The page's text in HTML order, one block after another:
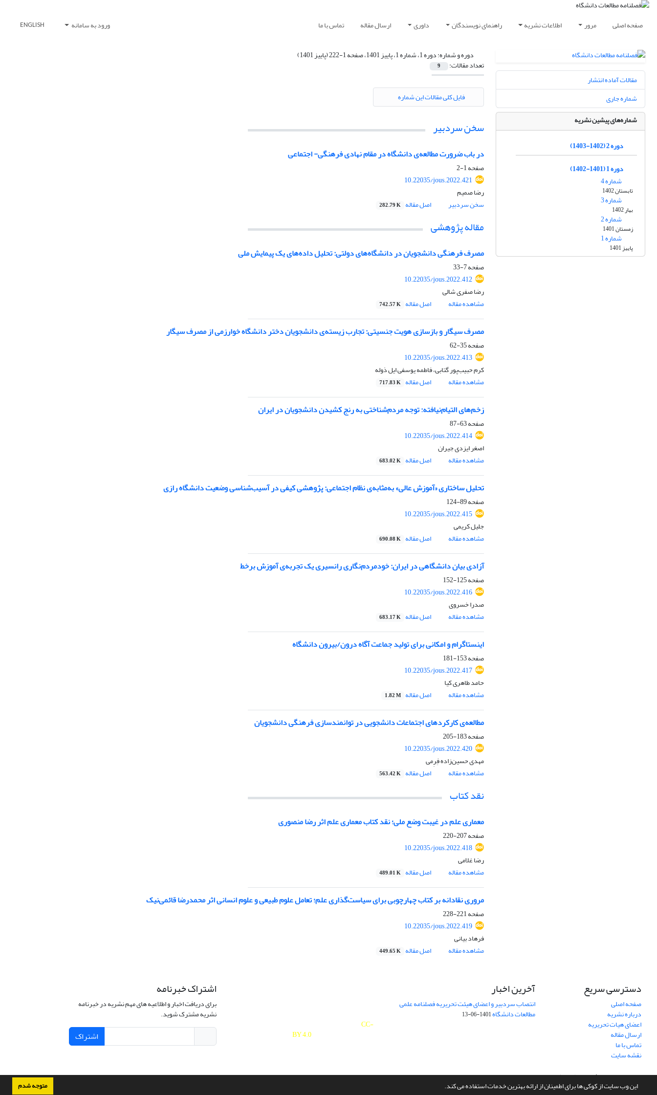
این وب سایت از کوکی ها برای اطمینان از ارائه بهترین خدمات استفاده می کند. متوجه شدم
صفحه اصلی مرور اطلاعات نشریه راهنمای نویسندگان داوری ارسال مقاله تماس با ما ورود به سامانه ENGLISH
دوره و شماره:دوره 1، شماره 1، پاییز 1401، صفحه 1-222 (پاییز 1401)
تعداد مقالات: 9
فایل کلی مقالات این شماره
سخن سردبیر
در باب ضرورت مطالعه‏‌ی دانشگاه در مقام نهادی فرهنگی- اجتماعی
صفحه1-2
10.22035/jous.2022.421
رضا صمیم
سخن سردبیر
اصل مقاله 282.79 K
مقاله پژوهشی
مصرف فرهنگی دانشجویان در دانشگاه‌های دولتی: تحلیل داده‌های یک پیمایش ملی
صفحه7-33
10.22035/jous.2022.412
رضا صفری شالی
مشاهده مقاله
اصل مقاله 742.57 K
مصرف سیگار و بازسازی هویت جنسیتی: تجارب زیسته‌ی دانشجویان دختر دانشگاه خوارزمی از مصرف سیگار
صفحه35-62
10.22035/jous.2022.413
کرم حبیب‌پور گتابی، فاطمه یوسفی ایل ذوله
مشاهده مقاله
اصل مقاله 717.83 K
زخم‌‌های التیام‌نیافته: توجه مردم‌‌شناختی به رنج کشیدن دانشجویان در ایران
صفحه63-87
10.22035/jous.2022.414
اصغر ایزدی جیران
مشاهده مقاله
اصل مقاله 683.02 K
تحلیل ساختاری «آموزش عالی» به‌مثابه‌ی نظام اجتماعی: پژوهشی کیفی در آسیب‌شناسی وضعیت دانشگاه رازی
صفحه89-124
10.22035/jous.2022.415
جلیل کریمی
مشاهده مقاله
اصل مقاله 690.08 K
آزادی بیان دانشگاهی در ایران: خودمردم‌نگاری رانسیری یک تجربه‌ی آموزش برخط
صفحه125-152
10.22035/jous.2022.416
صدرا خسروی
مشاهده مقاله
اصل مقاله 683.17 K
اینستاگرام و امکانی برای تولید جماعت آگاه درون/بیرون دانشگاه
صفحه153-181
10.22035/jous.2022.417
حامد طاهری کیا
مشاهده مقاله
اصل مقاله 1.82 M
مطالعه‌ی کارکردهای اجتماعات دانشجویی در توانمندسازی فرهنگی دانشجویان
صفحه183-205
10.22035/jous.2022.420
مهدی حسین‌زاده فِرِمی
مشاهده مقاله
اصل مقاله 563.42 K
نقد کتاب
معماری علم در غیبت وضع ملی؛ نقد کتاب معماری علم اثر رضا منصوری
صفحه207-220
10.22035/jous.2022.418
رضا غلامی
مشاهده مقاله
اصل مقاله 489.01 K
مروری نقادانه بر کتاب چهارچوبی برای سیاست‌گذاری علم؛ تعامل علوم طبیعی و علوم انسانی اثر محمدرضا قائمی‌نیک
صفحه221-228
10.22035/jous.2022.419
فرهاد بیانی
مشاهده مقاله
اصل مقاله 449.65 K
مقالات آماده انتشار
شماره جاری
شماره‌های پیشین نشریه
دوره 2 (1402-1403)
دوره 1 (1401-1402)
شماره 4
تابستان 1402
شماره 3
بهار 1402
شماره 2
زمستان 1401
شماره 1
پاییز 1401
دسترسی سریع
صفحه اصلی
درباره نشریه
اعضای هیات تحریریه
ارسال مقاله
تماس با ما
نقشه سایت
آخرین اخبار
انتصاب سردبیر و اعضای هیئت تحریریه فصلنامه علمی
مطالعات دانشگاه1401-06-13
CC-
BY 4.0
اشتراک خبرنامه
برای دریافت اخبار و اطلاعیه های مهم نشریه در خبرنامه
نشریه مشترک شوید.
اشتراک
سامانه مدیریت نشریات علمی.طراحی و پیاده سازی ازسیناوب